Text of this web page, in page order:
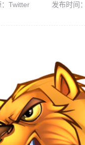
：Twitter 发布时间